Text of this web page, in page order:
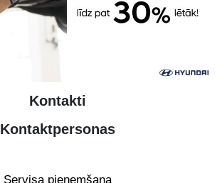
Kontakti
Kontaktpersonas
Servisa pieņemšana